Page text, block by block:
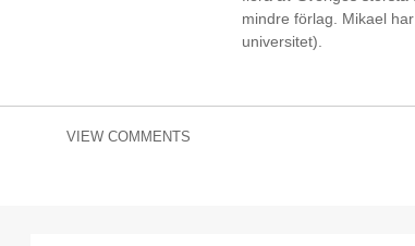
mindre förlag. Mikael
universitet).
VIEW COMMENTS